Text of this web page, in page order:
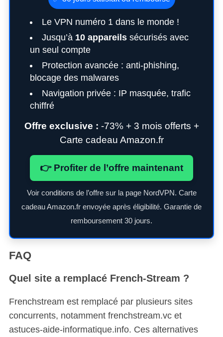
Le VPN numéro 1 dans le monde !
Jusqu’à 10 appareilssécurisés avec
un seul compte
Protection avancée : anti-phishing,
blocage des malwares
Navigation privée : IP masquée, trafic
chiffré
Offre exclusive : -73% + 3 mois offerts +
Carte cadeau Amazon.fr
👉 Profiter de l’offre maintenant
Voir conditions de l’offre sur la page NordVPN. Carte
cadeau Amazon.fr envoyée après éligibilité. Garantie de
remboursement 30 jours.
FAQ
Quel site a remplacé French-Stream ?
Frenchstream est remplacé par plusieurs sites
concurrents, notamment frenchstream.vc et
astuces-aide-informatique.info. Ces alternatives
S
e
c
f